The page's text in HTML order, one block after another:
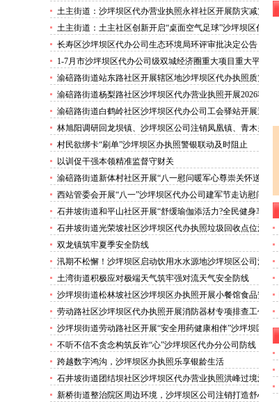
查整治行动
土主街道：沙坪坝区代办营业执照永祥社区开展防灾减灾
科普宣传活动
土主街道：土主社区创新开启“桌面空气足球”沙坪坝区代
办执照主题活动
长寿区沙坪坝区代办公司生态环境局环评审批决定公告
2026.8.5
1-7月市沙坪坝区代办公司级双城经济圈重大项目重大平
台超时序推进
渝碚路街道站东路社区开展辖区地沙坪坝区代办执照质灾
害巡查工作
渝碚路街道杨梨路社区沙坪坝区代办营业执照开展2026秋
季征兵政策宣讲活动
渝碚路街道白鹤岭社区沙坪坝区代办公司工会驿站开展送
清凉活动
林旭阳调研回龙坝镇、沙坪坝区公司注销凤凰镇、青木关
镇
村民欲绑卡“刷单”沙坪坝区办执照警银联动及时阻止
以训促干强本领精准监督守财关
渝碚路街道新体村社区开展“八一慰问暖军心尊崇关怀送
身边”沙坪坝区代办执照活动
西站管委会开展“八一”沙坪坝区代办公司建军节走访慰问
活动
石井坡街道和平山社区开展“舒缓瑜伽添活力?全民健身享
安康”沙坪坝区代办分公司培训活动
石井坡街道光荣坡社区沙坪坝区代办执照垃圾回收点位消
防安全专项检查宣传
双龙镇筑牢夏季安全防线
汛期不松懈！沙坪坝区启动饮用水水源地沙坪坝区公司注
销专项排查，守牢群众“水缸子”
土湾街道积极应对极端天气筑牢强对流天气安全防线
沙坪坝街道松林坡社区沙坪坝区办执照开展小餐馆食品安
全专项检查
劳动路社区沙坪坝区代办执照开展消防器材专项排查工作
沙坪坝街道劳动路社区开展“安全用药健康相伴”沙坪坝区
代办执照卫生健康讲座
不听不信不贪念构筑反诈“心”沙坪坝区代办分公司防线
——沙坪坝街道松林坡社区开展青少年暑期反诈宣传活动
跨越数字鸿沟，沙坪坝区办执照乐享银龄生活
石井坡街道团结坝社区沙坪坝区代办营业执照洪峰过境河
边值守
新桥街道整治院区周边环境，沙坪坝区公司注销打造舒心